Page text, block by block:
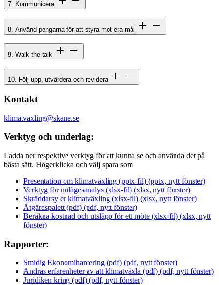
7. Kommunicera
8. Använd pengarna för att styra mot era mål
9. Walk the talk
10. Följ upp, utvärdera och revidera
Kontakt
klimatvaxling@skane.se
Verktyg och underlag:
Ladda ner respektive verktyg för att kunna se och använda det på
bästa sätt. Högerklicka och välj spara som
Presentation om klimatväxling (pptx-fil) (pptx, nytt fönster)
Verktyg för nulägesanalys (xlsx-fil) (xlsx, nytt fönster)
Skräddarsy er klimatväxling (xlsx-fil) (xlsx, nytt fönster)
Åtgärdspalett (pdf) (pdf, nytt fönster)
Beräkna kostnad och utsläpp för ett möte (xlsx-fil) (xlsx, nytt
fönster)
Rapporter:
Smidig Ekonomihantering (pdf) (pdf, nytt fönster)
Andras erfarenheter av att klimatväxla (pdf) (pdf, nytt fönster)
Juridiken kring (pdf) (pdf, nytt fönster)